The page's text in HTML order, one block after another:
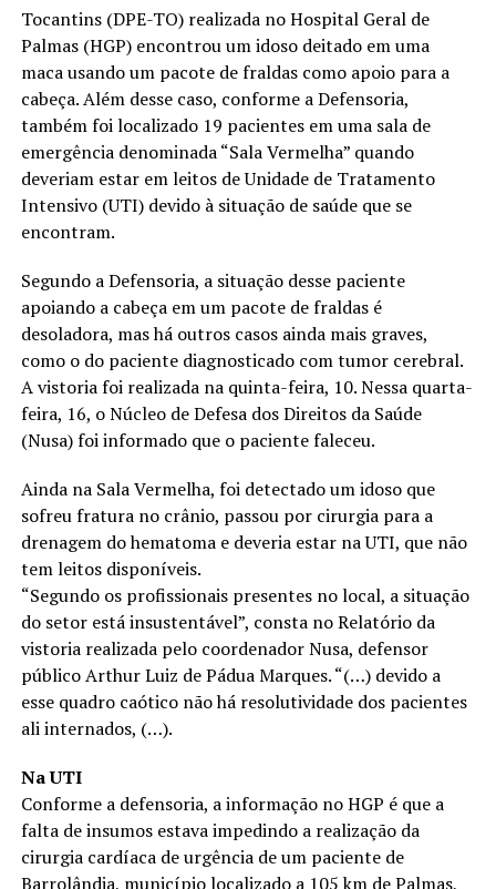
Tocantins (DPE-TO) realizada no Hospital Geral de
Palmas (HGP) encontrou um idoso deitado em uma
maca usando um pacote de fraldas como apoio para a
cabeça. Além desse caso, conforme a Defensoria,
também foi localizado 19 pacientes em uma sala de
emergência denominada “Sala Vermelha” quando
deveriam estar em leitos de Unidade de Tratamento
Intensivo (UTI) devido à situação de saúde que se
encontram.
Segundo a Defensoria, a situação desse paciente
apoiando a cabeça em um pacote de fraldas é
desoladora, mas há outros casos ainda mais graves,
como o do paciente diagnosticado com tumor cerebral.
A vistoria foi realizada na quinta-feira, 10. Nessa quarta-
feira, 16, o Núcleo de Defesa dos Direitos da Saúde
(Nusa) foi informado que o paciente faleceu.
Ainda na Sala Vermelha, foi detectado um idoso que
sofreu fratura no crânio, passou por cirurgia para a
drenagem do hematoma e deveria estar na UTI, que não
tem leitos disponíveis.
“Segundo os profissionais presentes no local, a situação
do setor está insustentável”, consta no Relatório da
vistoria realizada pelo coordenador Nusa, defensor
público Arthur Luiz de Pádua Marques. “(…) devido a
esse quadro caótico não há resolutividade dos pacientes
ali internados, (…).
Na UTI
Conforme a defensoria, a informação no HGP é que a
falta de insumos estava impedindo a realização da
cirurgia cardíaca de urgência de um paciente de
Barrolândia, município localizado a 105 km de Palmas,